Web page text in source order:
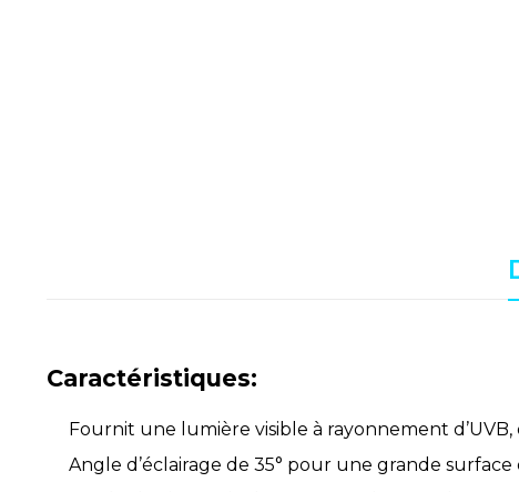
Caractéristiques:
Fournit une lumière visible à rayonnement
Angle d’éclairage de 35° pour une grande